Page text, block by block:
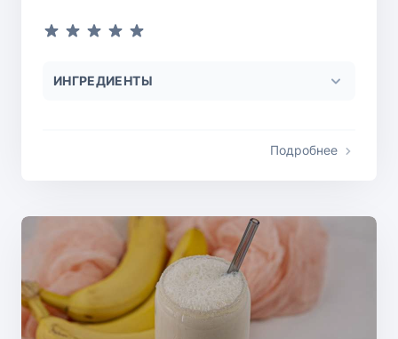
ИНГРЕДИЕНТЫ
Подробнее